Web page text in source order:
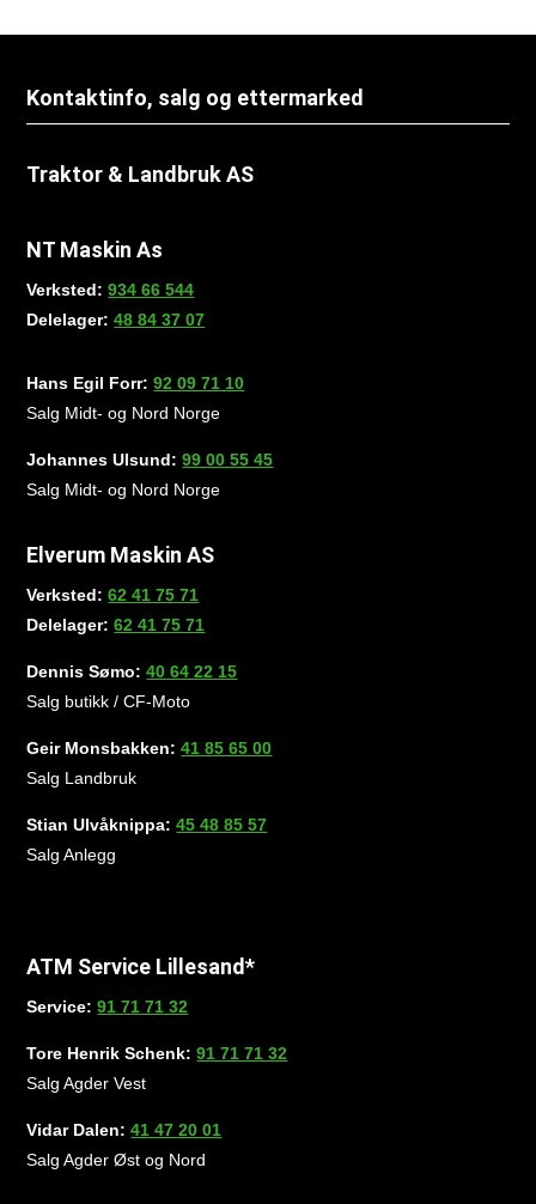
Kontaktinfo, salg og ettermarked
Traktor & Landbruk AS
NT Maskin As
Verksted:934 66 544
Delelager:48 84 37 07
Hans Egil Forr:92 09 71 10
Salg Midt- og Nord Norge
Johannes Ulsund:99 00 55 45
Salg Midt- og Nord Norge
Elverum Maskin AS
Verksted:62 41 75 71
Delelager:62 41 75 71
Dennis Sømo:40 64 22 15
Salg butikk / CF-Moto
Geir Monsbakken:41 85 65 00
Salg Landbruk
Stian Ulvåknippa:45 48 85 57
Salg Anlegg
ATM Service Lillesand*
Service:91 71 71 32
Tore Henrik Schenk:91 71 71 32
Salg Agder Vest
Vidar Dalen:41 47 20 01
Salg Agder Øst og Nord